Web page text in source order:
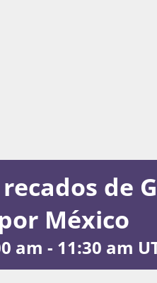
de
México
am - 11:30 am